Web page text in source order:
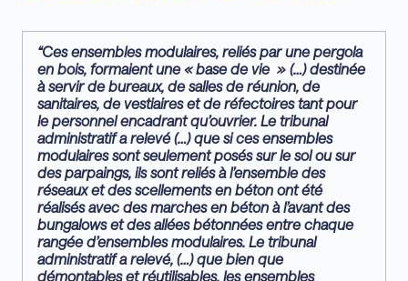
“Ces ensembles modulaires, reliés par une pergola
en bois, formaient une « base de vie » (…) destinée
à servir de bureaux, de salles de réunion, de
sanitaires, de vestiaires et de réfectoires tant pour
le personnel encadrant qu’ouvrier. Le tribunal
administratif a relevé (…) que si cesensembles
modulaires sont seulement posés sur le sol ou sur
des parpaings, ils sont reliés à l’ensemble des
réseaux et des scellements en béton ont été
réalisés avec des marches en béton à l’avant des
bungalows et des allées bétonnées entre chaque
rangée d’ensembles modulaires. Letribunal
administratif a relevé, (…) que bien que
démontables et réutilisables, les ensembles